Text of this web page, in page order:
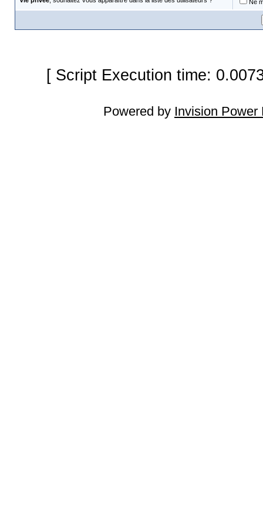
Ne
[ Script Execution time:
Powered by Invision Power